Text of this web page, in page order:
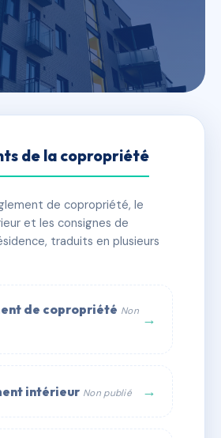
des Maillots
76370 Dieppe
🏠 9 lots 🏗 1 bâtiment(s)
Digital 💬 WhatsApp
de la copropriété
de copropriété, le
et les consignes de
traduits en plusieurs
de copropriété Non →
intérieur Non publié →